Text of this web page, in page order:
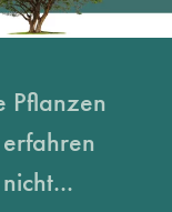
Pflanzen